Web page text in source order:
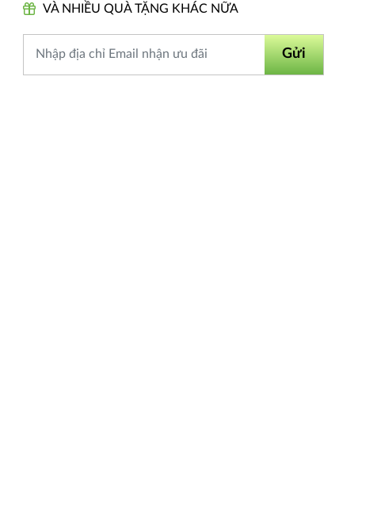
VÀ NHIỀU QUÀ TẶNG KHÁC NỮA
Gửi